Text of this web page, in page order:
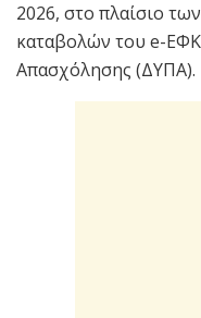
2026, στο πλαίσιο
καταβολών του e-
Απασχόλησης (ΔΥΠΑ).